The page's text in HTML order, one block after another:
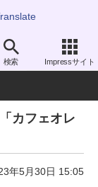
検索 Impressサイト
機
カフェオレ
年5月30日 15:05